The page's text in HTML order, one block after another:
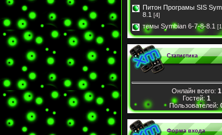
Питон Програмы SIS
8.1 [4]
темы Symbian 6-7-8-8.1
Статистика
Онлайн всего: 1
Гостей: 1
Пользователей:
Форма входа